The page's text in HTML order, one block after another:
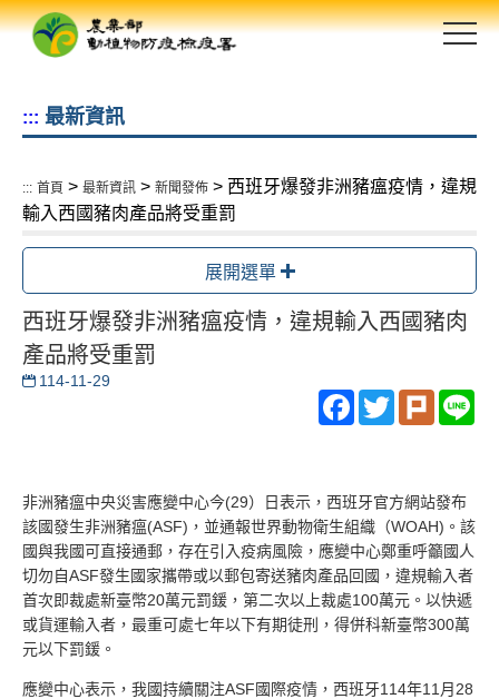
跳
::: 最新資訊
::: 首頁 > 最新資訊 > 新聞發佈 > 西班牙爆發非洲豬瘟疫情，違規
輸入西國豬肉產品將受重罰
展開選單
西班牙爆發非洲豬瘟疫情，違規輸入西國豬肉
產品將受重罰
114-11-29
Facebook
TwitterPlurk
非洲豬瘟中央災害應變中心今(29）日表示，西班牙官方網站發布
該國發生非洲豬瘟(ASF)，並通報世界動物衛生組織（WOAH)。該
國與我國可直接通郵，存在引入疫病風險，應變中心鄭重呼籲國人
切勿自ASF發生國家攜帶或以郵包寄送豬肉產品回國，違規輸入者
首次即裁處新臺幣20萬元罰鍰，第二次以上裁處100萬元。以快遞
或貨運輸入者，最重可處七年以下有期徒刑，得併科新臺幣300萬
元以下罰鍰。
應變中心表示，我國持續關注ASF國際疫情，西班牙114年11月28